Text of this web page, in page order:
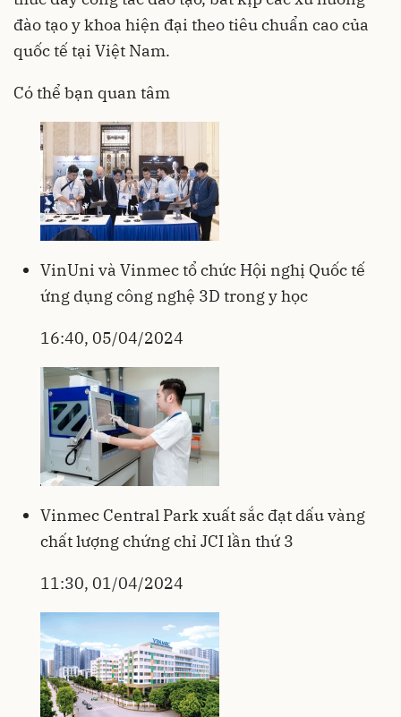
đào tạo y khoa hiện đại theo tiêu chuẩn cao của
quốc tế tại Việt Nam.
Có thể bạn quan tâm
VinUni và Vinmec tổ chức Hội nghị Quốc tế
ứng dụng công nghệ 3D trong y học
16:40, 05/04/2024
Vinmec Central Park xuất sắc đạt dấu vàng
chất lượng chứng chỉ JCI lần thứ 3
11:30, 01/04/2024